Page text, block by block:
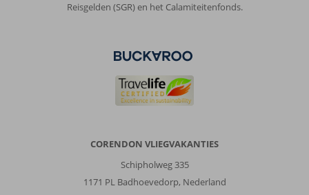
Reisgelden (SGR) en het Calamiteitenfonds.
CORENDON VLIEGVAKANTIES
Schipholweg 335
1171 PL Badhoevedorp, Nederland